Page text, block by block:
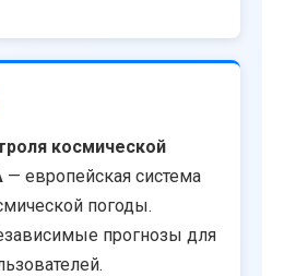
космической
— европейская система
погоды.
прогнозы для